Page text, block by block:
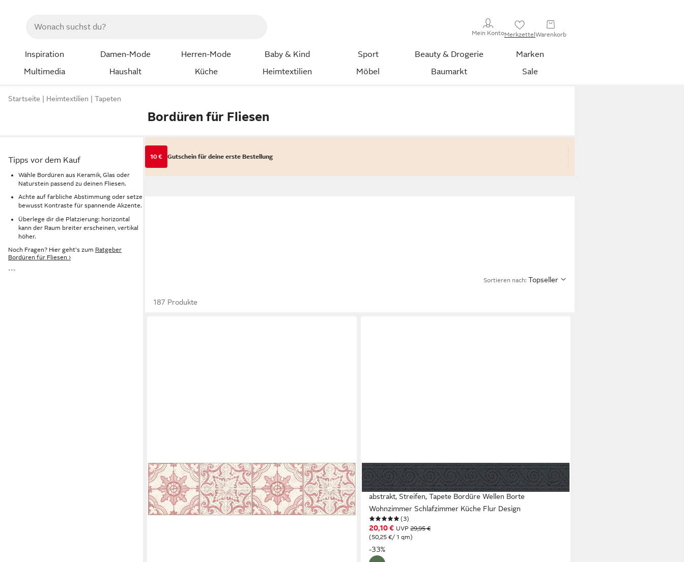
Mein KontoMerkzettelWarenkorb
Inspiration Damen-Mode Herren-Mode Baby & Kind Sport Beauty & Drogerie
Marken
Multimedia
Haushalt Küche Heimtextilien Möbel Baumarkt Sale
Startseite Heimtextilien Tapeten
Bordüren für Fliesen
Tipps vor dem Kauf
Wähle Bordüren aus Keramik, Glas oder
Naturstein passend zu deinen Fliesen.
Achte auf farbliche Abstimmung oder setze
bewusst Kontraste für spannende Akzente.
Überlege dir die Platzierung: horizontal
kann der Raum breiter erscheinen, vertikal
höher.
Noch Fragen? Hier geht's zum Ratgeber
Bordüren für Fliesen ›
```
10 € Gutschein für deine erste Bestellung
Sortieren nach: Topseller
187 Produkte
A.S. CRÉATION
Bordüre Only Borders 11, leicht strukturiert, glänzend,
abstrakt, Streifen, Tapete Bordüre Wellen Borte
Wohnzimmer Schlafzimmer Küche Flur Design
(3)
20,10 € UVP29,95 €
(50,25 €/ 1 qm)
-33%